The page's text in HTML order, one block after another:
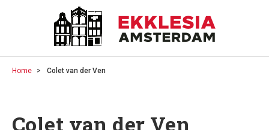
Home Colet van der Ven
Colet van der Ven